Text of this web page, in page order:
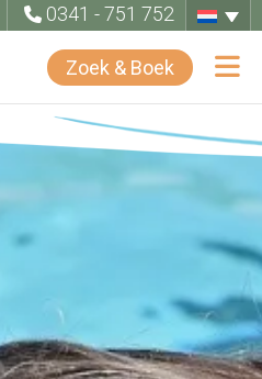
0341 - 751 752
Zoek & Boek